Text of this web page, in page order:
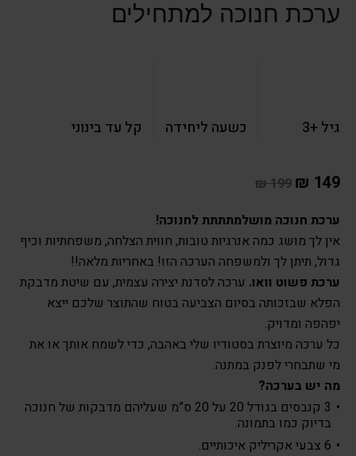
ערכת חנוכה למתחילים
גיל +3 כשעה ליחידה קל עד בינוני
₪199 ₪ 149
ערכת חנוכה מושלמתתתת לחנוכה!
אין לך מושג כמה אנרגיות טובות, חווית הצלחה, משפחתיות וכיף
גדול, תיתן לך ולמשפחה הערכה הזו! באחריות מלאה!!
ערכת פשוט וואו. ערכה לסדנת יצירה עצמית, עם שיטת מדבקת
הפלא שבזכותה בסיום הצביעה בטוח שהתוצר שלכם ייצא
יפהפה ומדויק.
כל ערכה מיוצרת בסטודיו שלי באהבה, כדי לשמח אותך או את
מי שתבחרי לפנק במתנה.
מה יש בערכה?
3 קנבסים בגודל 20 על 20 ס”מ שעליהם מדבקות של חנוכה
בדיוק כמו בתמונה.
6 צבעי אקריליק איכותיים.